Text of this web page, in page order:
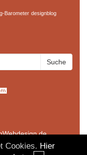
Barometer designblog
Cookies. Hier